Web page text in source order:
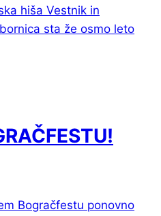
hiša Vestnik in
sta že osmo leto
Bogračfestu ponovno